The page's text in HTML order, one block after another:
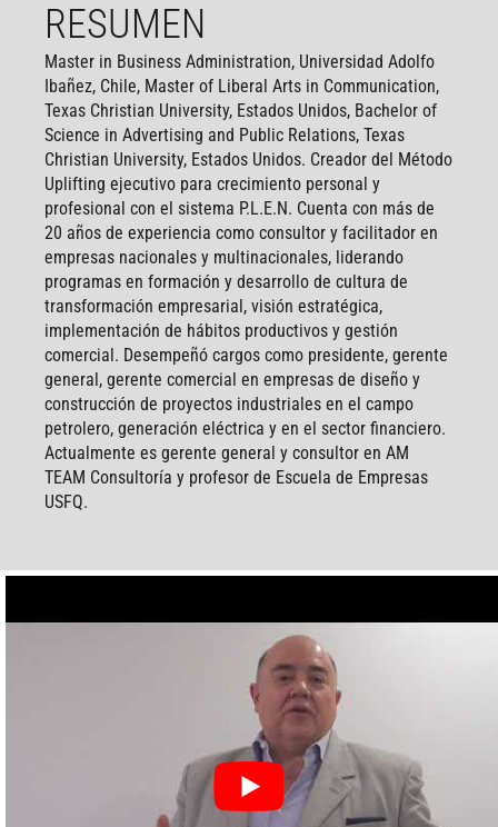
RESUMEN
Master in Business Administration, Universidad Adolfo
Ibañez, Chile, Master of Liberal Arts in Communication,
Texas Christian University, Estados Unidos, Bachelor of
Science in Advertising and Public Relations, Texas
Christian University, Estados Unidos. Creador del Método
Uplifting ejecutivo para crecimiento personal y
profesional con el sistema P.L.E.N. Cuenta con más de
20 años de experiencia como consultor y facilitador en
empresas nacionales y multinacionales, liderando
programas en formación y desarrollo de cultura de
transformación empresarial, visión estratégica,
implementación de hábitos productivos y gestión
comercial. Desempeñó cargos como presidente, gerente
general, gerente comercial en empresas de diseño y
construcción de proyectos industriales en el campo
petrolero, generación eléctrica y en el sector financiero.
Actualmente es gerente general y consultor en AM
TEAM Consultoría y profesor de Escuela de Empresas
USFQ.